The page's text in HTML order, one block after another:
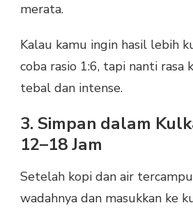
merata.
Kalau kamu ingin hasil lebih
coba rasio 1:6, tapi nanti rasa
tebal dan intense.
3. Simpan dalam
12–18 Jam
Setelah kopi dan air
wadahnya dan masukkan ke